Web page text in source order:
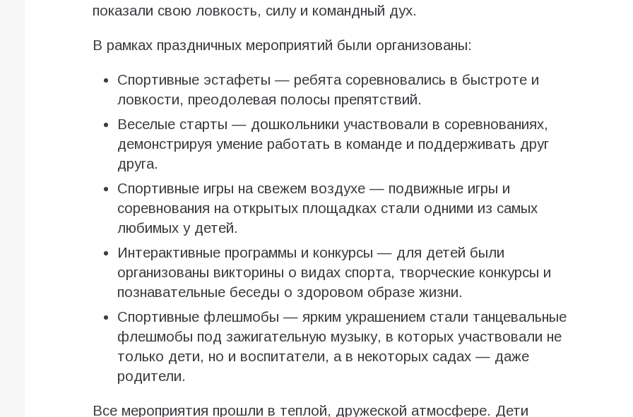
показали свою ловкость, силу и командный дух.
В рамках праздничных мероприятий были организованы:
Спортивные эстафеты — ребята соревновались в быстроте и
ловкости, преодолевая полосы препятствий.
Веселые старты — дошкольники участвовали в соревнованиях,
демонстрируя умение работать в команде и поддерживать друг
друга.
Спортивные игры на свежем воздухе — подвижные игры и
соревнования на открытых площадках стали одними из самых
любимых у детей.
Интерактивные программы и конкурсы — для детей были
организованы викторины о видах спорта, творческие конкурсы и
познавательные беседы о здоровом образе жизни.
Спортивные флешмобы — ярким украшением стали танцевальные
флешмобы под зажигательную музыку, в которых участвовали не
только дети, но и воспитатели, а в некоторых садах — даже
родители.
Все мероприятия прошли в теплой, дружеской атмосфере. Дети